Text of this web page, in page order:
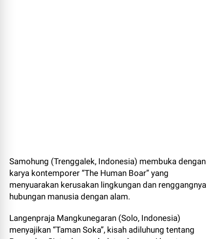
Samohung (Trenggalek, Indonesia) membuka dengan
karya kontemporer “The Human Boar” yang
menyuarakan kerusakan lingkungan dan renggangnya
hubungan manusia dengan alam.
Langenpraja Mangkunegaran (Solo, Indonesia)
menyajikan “Taman Soka”, kisah adiluhung tentang